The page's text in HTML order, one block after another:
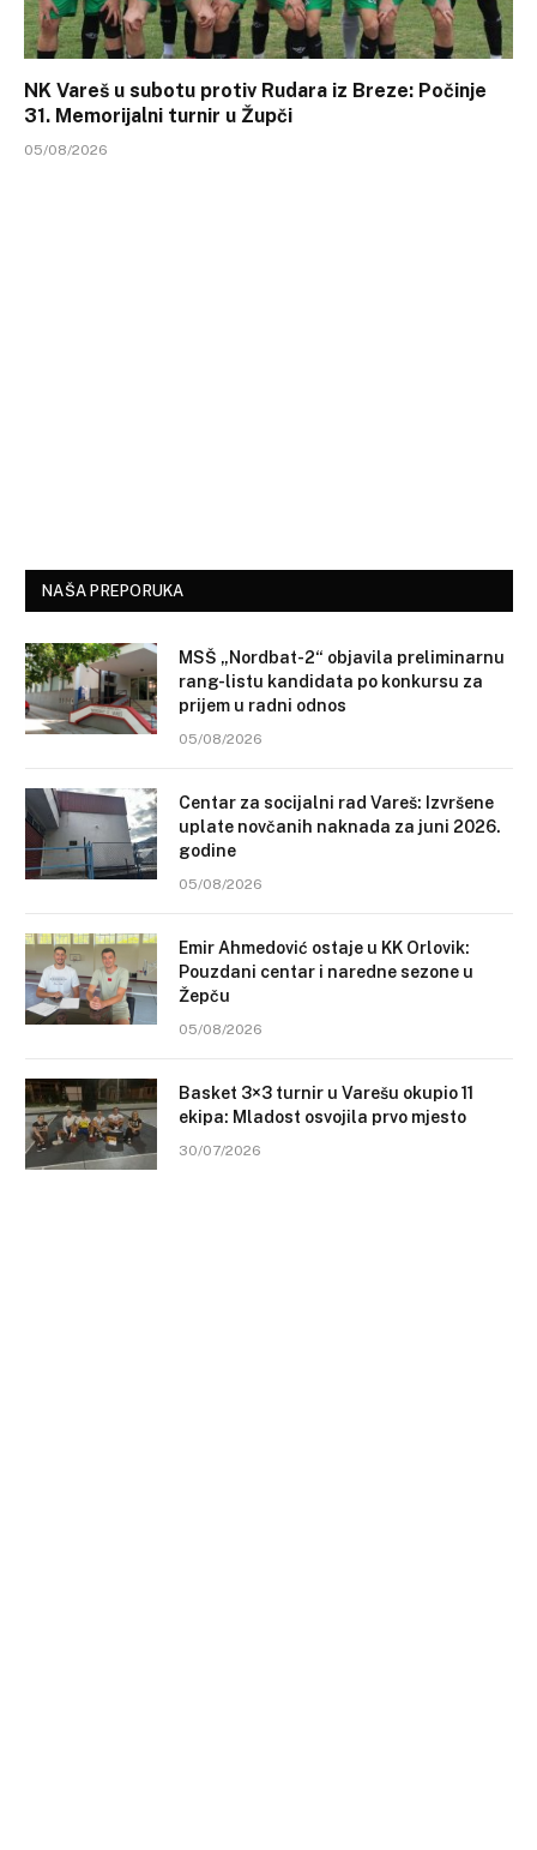
NK Vareš u subotu protiv Rudara iz Breze: Počinje
31. Memorijalni turnir u Župči
05/08/2026
NAŠA PREPORUKA
MSŠ „Nordbat-2“ objavila preliminarnu
rang-listu kandidata po konkursu za
prijem u radni odnos
05/08/2026
Centar za socijalni rad Vareš: Izvršene
uplate novčanih naknada za juni 2026.
godine
05/08/2026
Emir Ahmedović ostaje u KK Orlovik:
Pouzdani centar i naredne sezone u
Žepču
05/08/2026
Basket 3×3 turnir u Varešu okupio 11
ekipa: Mladost osvojila prvo mjesto
30/07/2026